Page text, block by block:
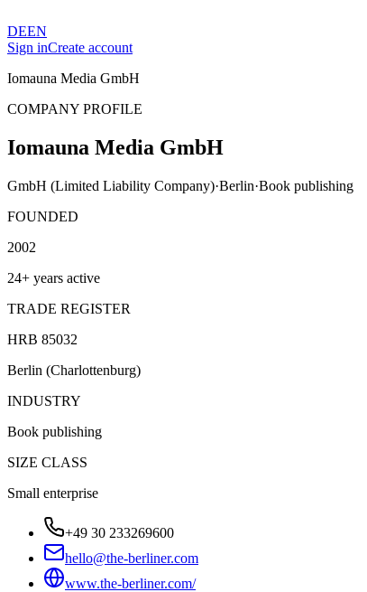
DEEN
Sign inCreate account
Iomauna Media GmbH
COMPANY PROFILE
Iomauna Media GmbH
GmbH (Limited Liability Company)·Berlin·Book publishing
FOUNDED
2002
24+ years active
TRADE REGISTER
HRB 85032
Berlin (Charlottenburg)
INDUSTRY
Book publishing
SIZE CLASS
Small enterprise
+49 30 233269600
hello@the-berliner.com
www.the-berliner.com/